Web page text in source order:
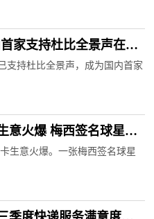
家支持杜比全景声在线
支持杜比全景声，成为国内首家
意火爆 梅西签名球星卡
生意火爆。一张梅西签名球星